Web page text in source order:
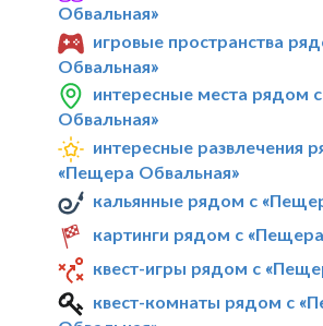
Обвальная»
игровые пространства
Обвальная»
интересные места рядом
Обвальная»
интересные развлечения
«Пещера Обвальная»
кальянные рядом с
картинги рядом с
квест-игры рядом с
квест-комнаты рядом с